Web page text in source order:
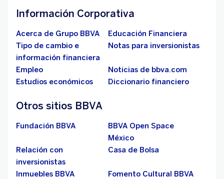
Información Corporativa
Acerca de Grupo BBVA
Educación Financiera
Tipo de cambio e
información financiera
Notas para inversionistas
Empleo
Noticias de bbva.com
Estudios económicos
Diccionario financiero
Otros sitios BBVA
Fundación BBVA
BBVA Open Space
México
Relación con
inversionistas
Casa de Bolsa
Inmuebles BBVA
Fomento Cultural BBVA